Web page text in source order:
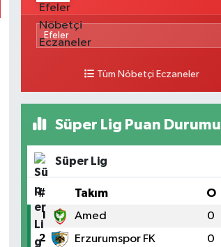
Tüm Nöbetçi Eczaneler
Süper Lig Puan Durumu
Süper Lig
# Takım O
1 Amed 0
2 Erzurumspor FK 0